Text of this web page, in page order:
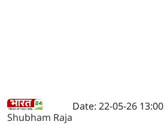
Shubham Raja
Date: 22-05-26 13:00